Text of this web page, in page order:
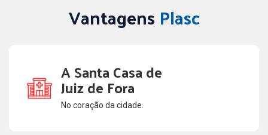
Vantagens Plasc
A Santa Casa de
Juiz de Fora
No coração da cidade.